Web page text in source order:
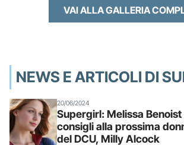
VAI ALLA GALLERIA
NEWS E ARTICOLI DI
20/06/2024
Supergirl: Melissa Benoist
consigli alla prossima
del DCU, Milly Alcock